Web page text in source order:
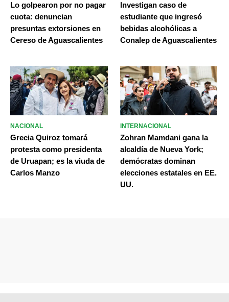
Lo golpearon por no pagar
cuota: denuncian
presuntas extorsiones en
Cereso de Aguascalientes
Investigan caso de
estudiante que ingresó
bebidas alcohólicas a
Conalep de Aguascalientes
NACIONAL
Grecia Quiroz tomará
protesta como presidenta
de Uruapan; es la viuda de
Carlos Manzo
INTERNACIONAL
Zohran Mamdani gana la
alcaldía de Nueva York;
demócratas dominan
elecciones estatales en EE.
UU.